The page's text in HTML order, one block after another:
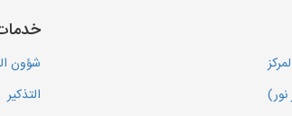
شؤون
التذكير